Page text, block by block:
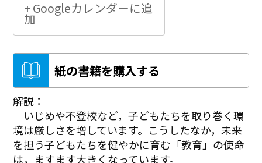
+ Googleカレンダーに追
加
紙の書籍を購入する
解説：
いじめや不登校など，子どもたちを取り巻く環
境は厳しさを増しています。こうしたなか，未来
を担う子どもたちを健やかに育む「教育」の使命
は，ますます大きくなっています。